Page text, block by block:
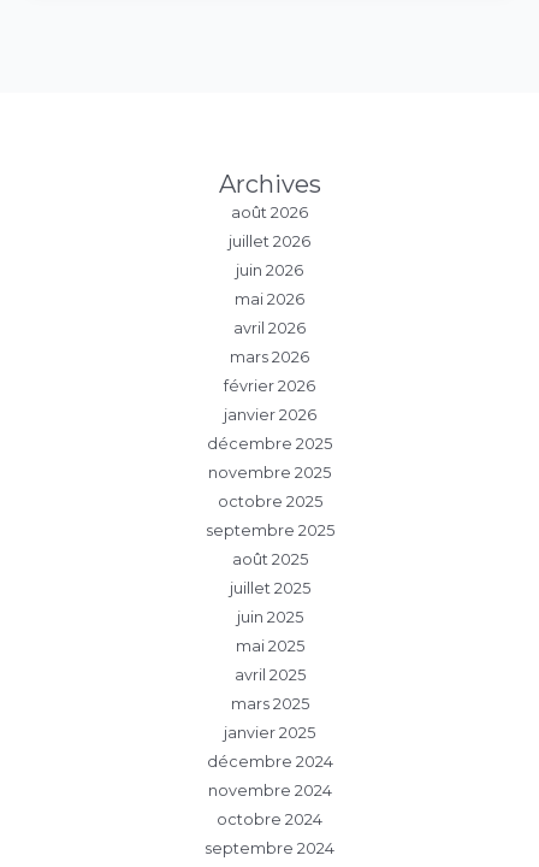
Archives
août 2026
juillet 2026
juin 2026
mai 2026
avril 2026
mars 2026
février 2026
janvier 2026
décembre 2025
novembre 2025
octobre 2025
septembre 2025
août 2025
juillet 2025
juin 2025
mai 2025
avril 2025
mars 2025
janvier 2025
décembre 2024
novembre 2024
octobre 2024
septembre 2024